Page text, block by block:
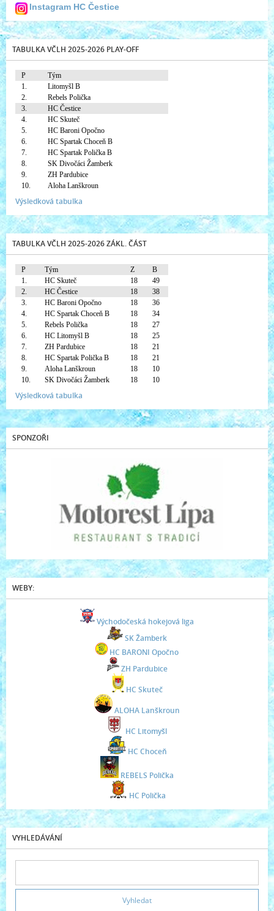
Instagram HC Čestice
TABULKA VČLH 2025-2026 PLAY-OFF
P
Tým
1.
Litomyšl B
2.
Rebels Polička
3.
HC Čestice
4.
HC Skuteč
5.
HC Baroni Opočno
6.
HC Spartak Choceň B
7.
HC Spartak Polička B
8.
SK Divočáci Žamberk
9.
ZH Pardubice
10.
Aloha Lanškroun
Výsledková tabulka
TABULKA VČLH 2025-2026 ZÁKL. ČÁST
P Tým Z
B
1.
HC Skuteč 18
49
2.
HC Čestice 18
38
3.
HC Baroni Opočno 18
36
4.
HC Spartak Choceň B 18
34
5.
Rebels Polička 18
27
6.
HC Litomyšl B 18
25
7.
ZH Pardubice 18
21
8.
HC Spartak Polička B 18
21
9.
Aloha Lanškroun 18
10
10.
SK Divočáci Žamberk 18 10
Výsledková tabulka
SPONZOŘI
WEBY:
Východočeská hokejová liga
SK Žamberk
HC BARONI Opočno
ZH Pardubice
HC Skuteč
ALOHA Lanškroun
HC Litomyšl
HC Choceň
REBELS Polička
HC Polička
VYHLEDÁVÁNÍ